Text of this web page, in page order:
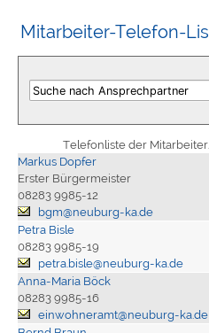
Mitarbeiter-Telefon-
Telefonliste der
Markus Dopfer
Erster Bürgermeister
08283 9985-12
bgm@neuburg-ka.de
Petra Bisle
08283 9985-19
petra.bisle@neuburg-ka.de
Anna-Maria Böck
08283 9985-16
einwohneramt@neuburg-ka.de